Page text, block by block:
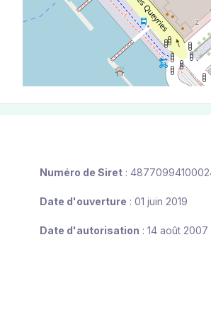
Numéro de Siret :
Date d'ouverture : 01 juin 2019
Date d'autorisation : 14 août 2007